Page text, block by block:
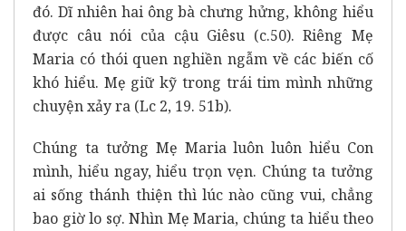
đó. Dĩ nhiên hai ông bà chưng hửng, không hiểu
được câu nói của cậu Giêsu (c.50). Riêng Mẹ
Maria có thói quen nghiền ngẫm về các biến cố
khó hiểu. Mẹ giữ kỹ trong trái tim mình những
chuyện xảy ra (Lc 2, 19. 51b).
Chúng ta tưởng Mẹ Maria luôn luôn hiểu Con
mình, hiểu ngay, hiểu trọn vẹn. Chúng ta tưởng
ai sống thánh thiện thì lúc nào cũng vui, chẳng
bao giờ lo sợ. Nhìn Mẹ Maria, chúng ta hiểu theo